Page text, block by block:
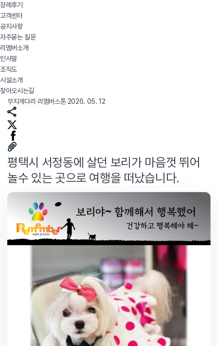
장례후기
고객센터
공지사항
자주묻는 질문
리멤버소개
인사말
조직도
시설소개
찾아오시는길
무지개다리 리멤버스톤 2026. 05. 12
평택시 서정동에 살던 보리가 마음껏 뛰어
놀수 있는 곳으로 여행을 떠났습니다.